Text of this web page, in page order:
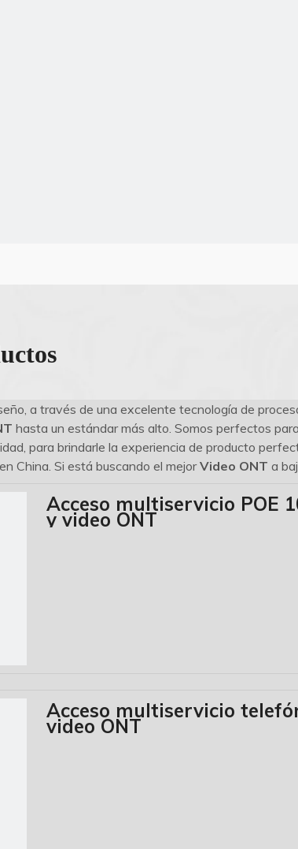
a través de una excelente tecnología de
hasta un estándar más alto. Somos perfectos
para brindarle la experiencia de producto
en China. Si está buscando el mejorVideo ONT a
Acceso multiservicio POE
y video ONT
Acceso multiservicio
video ONT